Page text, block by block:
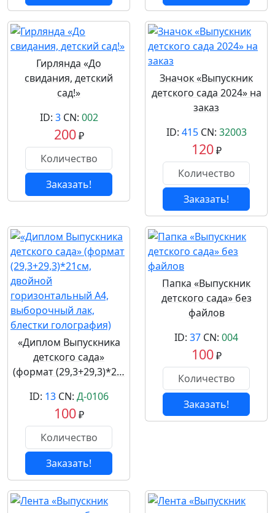
Гирлянда «До
свидания, детский
сад!»
ID: 3CN: 002
200₽
Заказать!
Значок «Выпускник
детского сада 2024» на
заказ
ID: 415CN: 32003
120₽
Заказать!
«Диплом Выпускника
детского сада»
(формат (29,3+29,3)*2…
ID: 13CN: Д-0106
100₽
Заказать!
Папка «Выпускник
детского сада» без
файлов
ID: 37 CN: 004
100₽
Заказать!